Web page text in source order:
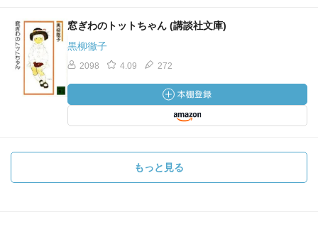
窓ぎわのトットちゃん (講談社文庫)
黒柳徹子
2098 4.09 272
もっと見る